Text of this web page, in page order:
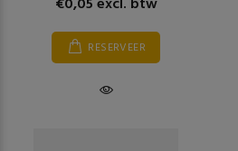
RESERVEER